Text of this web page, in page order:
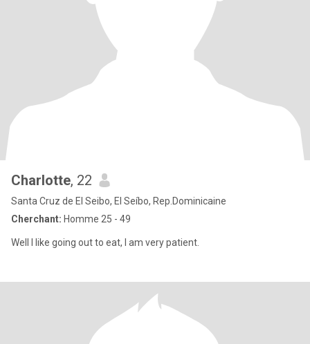
Charlotte, 22
Santa Cruz de El Seibo, El Seíbo, Rep.Dominicaine
Cherchant: Homme 25 - 49
Well I like going out to eat, I am very patient.